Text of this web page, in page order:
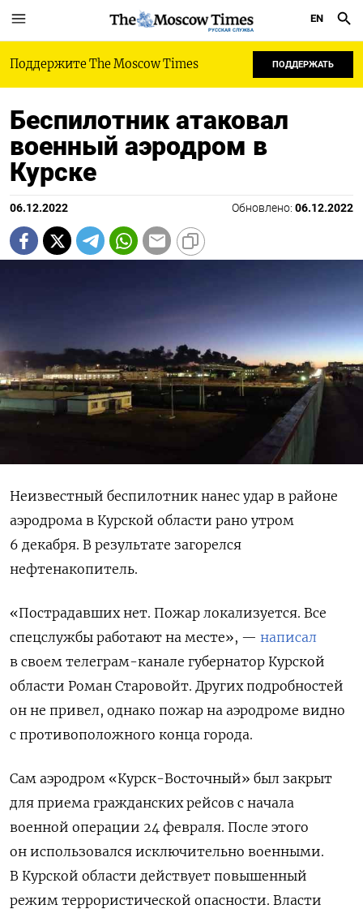
РУССКАЯ СЛУЖБА
EN
Поддержите The Moscow Times ПОДДЕРЖАТЬ
Беспилотник атаковал
военный аэродром в
Курске
06.12.2022 Обновлено: 06.12.2022
Неизвестный беспилотник нанес удар в районе
аэродрома в Курской области рано утром
6 декабря. В результате загорелся
нефтенакопитель.
«Пострадавших нет. Пожар локализуется. Все
спецслужбы работают на месте», — написал
в своем телеграм-канале губернатор Курской
области Роман Старовойт. Других подробностей
он не привел, однако пожар на аэродроме видно
с противоположного конца города.
Сам аэродром «Курск-Восточный» был закрыт
для приема гражданских рейсов с начала
военной операции 24 февраля. После этого
он использовался исключительно военными.
В Курской области действует повышенный
режим террористической опасности. Власти